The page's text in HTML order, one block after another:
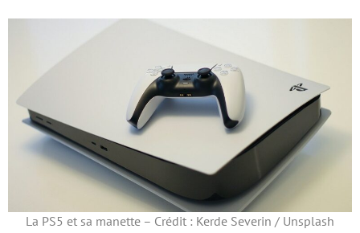
La PS5 et sa manette – Crédit : Kerde Severin / Unsplash